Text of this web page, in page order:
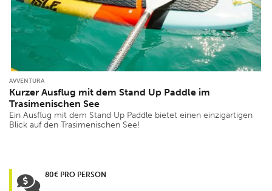
AVVENTURA
Kurzer Ausflug mit dem Stand Up Paddle im
Trasimenischen See
Ein Ausflug mit dem Stand Up Paddle bietet einen einzigartigen
Blick auf den Trasimenischen See!
80€ PRO PERSON